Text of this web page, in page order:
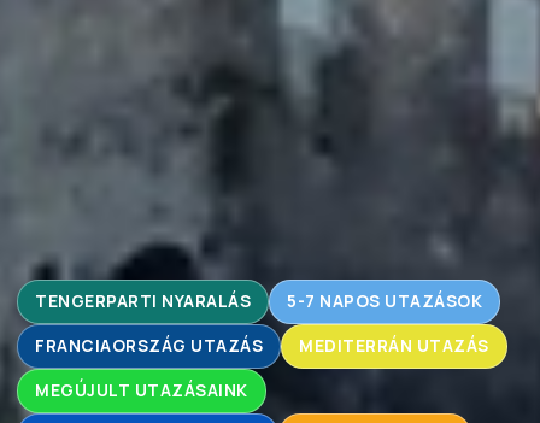
TENGERPARTI NYARALÁS 5-7 NAPOS UTAZÁSOK
FRANCIAORSZÁG UTAZÁS MEDITERRÁN UTAZÁS
MEGÚJULT UTAZÁSAINK